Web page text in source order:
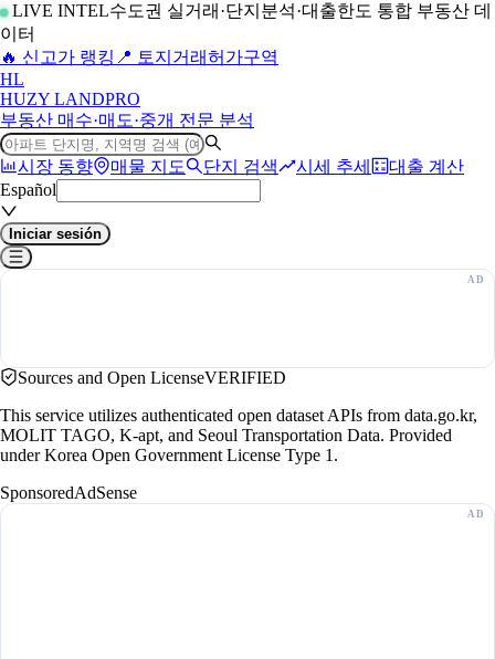
LIVE INTEL수도권 실거래·단지분석·대출한도 통합 부동산 데
이터
🔥 신고가 랭킹 📍 토지거래허가구역
HL
HUZY LANDPRO
부동산 매수·매도·중개 전문 분석
시장 동향 매물 지도 단지 검색 시세 추세
대출 계산
Español
Iniciar sesión
Sources and Open LicenseVERIFIED
This service utilizes authenticated open dataset APIs from data.go.kr,
MOLIT TAGO, K-apt, and Seoul Transportation Data. Provided
under Korea Open Government License Type 1.
SponsoredAdSense